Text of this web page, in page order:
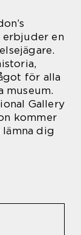
erbjuder en
för alla
museum.
Gallery
kommer
dig